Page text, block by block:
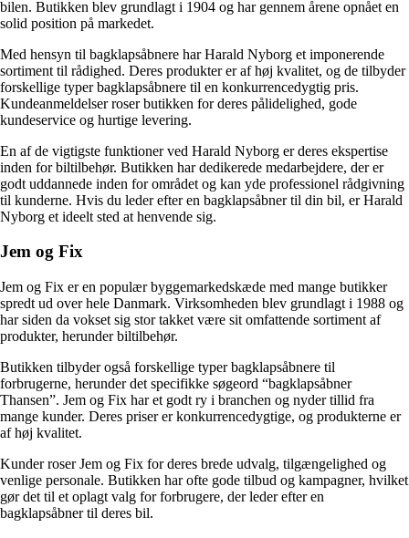
bilen. Butikken blev grundlagt i 1904 og har gennem årene opnået en
solid position på markedet.
Med hensyn til bagklapsåbnere har Harald Nyborg et imponerende
sortiment til rådighed. Deres produkter er af høj kvalitet, og de tilbyder
forskellige typer bagklapsåbnere til en konkurrencedygtig pris.
Kundeanmeldelser roser butikken for deres pålidelighed, gode
kundeservice og hurtige levering.
En af de vigtigste funktioner ved Harald Nyborg er deres ekspertise
inden for biltilbehør. Butikken har dedikerede medarbejdere, der er
godt uddannede inden for området og kan yde professionel rådgivning
til kunderne. Hvis du leder efter en bagklapsåbner til din bil, er Harald
Nyborg et ideelt sted at henvende sig.
Jem og Fix
Jem og Fix er en populær byggemarkedskæde med mange butikker
spredt ud over hele Danmark. Virksomheden blev grundlagt i 1988 og
har siden da vokset sig stor takket være sit omfattende sortiment af
produkter, herunder biltilbehør.
Butikken tilbyder også forskellige typer bagklapsåbnere til
forbrugerne, herunder det specifikke søgeord “bagklapsåbner
Thansen”. Jem og Fix har et godt ry i branchen og nyder tillid fra
mange kunder. Deres priser er konkurrencedygtige, og produkterne er
af høj kvalitet.
Kunder roser Jem og Fix for deres brede udvalg, tilgængelighed og
venlige personale. Butikken har ofte gode tilbud og kampagner, hvilket
gør det til et oplagt valg for forbrugere, der leder efter en
bagklapsåbner til deres bil.